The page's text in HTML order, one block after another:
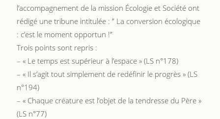
l’accompagnement de la mission Écologie et Société ont
rédigé une tribune intitulée : ” La conversion écologique
: c’est le moment opportun !”
Trois points sont repris :
– « Le temps est supérieur à l’espace » (LS n°178)
– « Il s’agit tout simplement de redéfinir le progrès » (LS
n°194)
– « Chaque créature est l’objet de la tendresse du Père »
(LS n°77)